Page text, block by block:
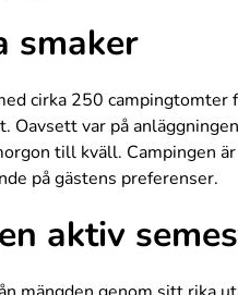
smaker
cirka 250
var på
till kväll. Campingen
på gästens preferenser.
aktiv